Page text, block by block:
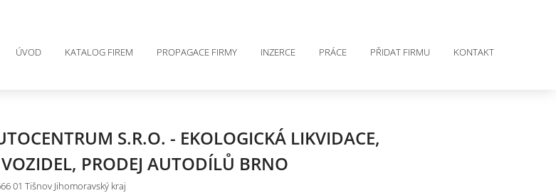
ÚVOD KATALOG FIREM PROPAGACE FIRMY INZERCE PRÁCE PŘIDAT FIRMU KONTAKT
S.R.O. - EKOLOGICKÁ LIKVIDACE,
PRODEJ AUTODÍLŮ BRNO
01 Tišnov Jihomoravský kraj